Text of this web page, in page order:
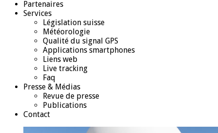
Partenaires
Services
Législation suisse
Météorologie
Qualité du signal GPS
Applications smartphones
Liens web
Live tracking
Faq
Presse & Médias
Revue de presse
Publications
Contact